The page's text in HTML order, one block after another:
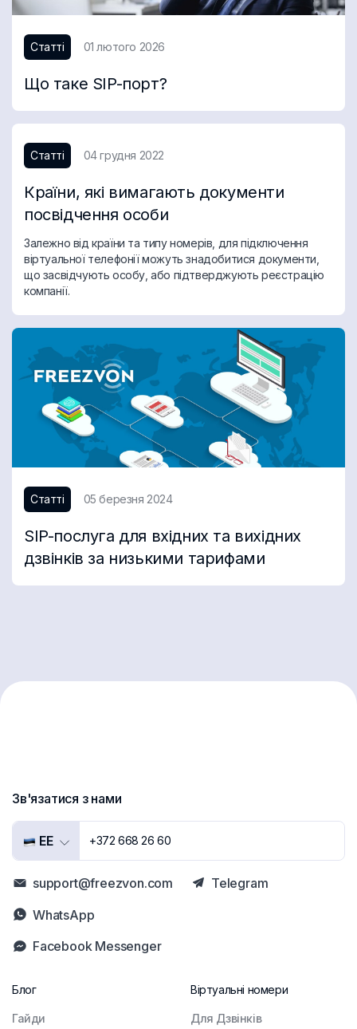
Статті 01 лютого 2026
Що таке SIP-порт?
Статті 04 грудня 2022
Країни, які вимагають документи
посвідчення особи
Залежно від країни та типу номерів, для підключення
віртуальної телефонії можуть знадобитися документи,
що засвідчують особу, або підтверджують реєстрацію
компанії.
Статті 05 березня 2024
SIP-послуга для вхідних та вихідних
дзвінків за низькими тарифами
Зв'язатися з нами
EE +372 668 26 60
support@freezvon.com
Facebook Messenger
Telegram
WhatsApp
Блог
Гайди
Віртуальні номери
Для Дзвінків